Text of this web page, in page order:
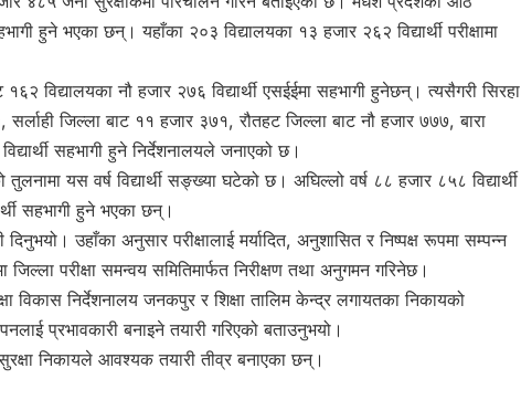
हुने भएका छन्। यहाँका २०३ विद्यालयका १३ हजार २६२ विद्यार्थी परीक्षामा
विद्यालयका नौ हजार २७६ विद्यार्थी एसईईमा सहभागी हुनेछन्। त्यसैगरी सिरहा
जिल्ला बाट ११ हजार ३७१, रौतहट जिल्ला बाट नौ हजार ७७७, बारा
सहभागी हुने निर्देशनालयले जनाएको छ।
यस वर्ष विद्यार्थी सङ्ख्या घटेको छ। अघिल्लो वर्ष ८८ हजार ८५८ विद्यार्थी
सहभागी हुने भएका छन्।
उहाँका अनुसार परीक्षालाई मर्यादित, अनुशासित र निष्पक्ष रूपमा सम्पन्न
परीक्षा समन्वय समितिमार्फत निरीक्षण तथा अनुगमन गरिनेछ।
विकास निर्देशनालय जनकपुर र शिक्षा तालिम केन्द्र लगायतका निकायको
प्रभावकारी बनाइने तयारी गरिएको बताउनुभयो।
निकायले आवश्यक तयारी तीव्र बनाएका छन्।